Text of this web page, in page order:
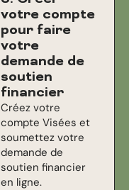
votre compte
pour faire
votre
demande de
soutien
financier
Créez votre
compte Visées et
soumettez votre
demande de
soutien financier
en ligne.